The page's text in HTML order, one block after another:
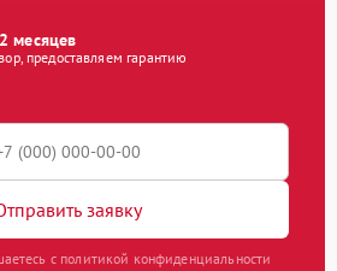
месяцев
предоставляем гарантию
заявку
с политикой конфиденциальности